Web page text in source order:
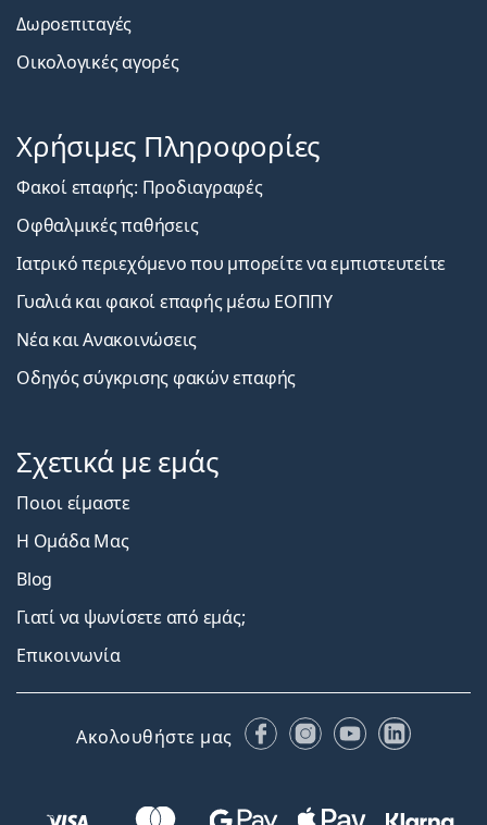
Δωροεπιταγές
Οικολογικές αγορές
Χρήσιμες Πληροφορίες
Φακοί επαφής: Προδιαγραφές
Οφθαλμικές παθήσεις
Ιατρικό περιεχόμενο που μπορείτε να εμπιστευτείτε
Γυαλιά και φακοί επαφής μέσω ΕΟΠΠΥ
Νέα και Ανακοινώσεις
Οδηγός σύγκρισης φακών επαφής
Σχετικά με εμάς
Ποιοι είμαστε
Η Ομάδα Μας
Blog
Γιατί να ψωνίσετε από εμάς;
Επικοινωνία
Ακολουθήστε μας FacebookInstagram
YouTubeLinkedIn